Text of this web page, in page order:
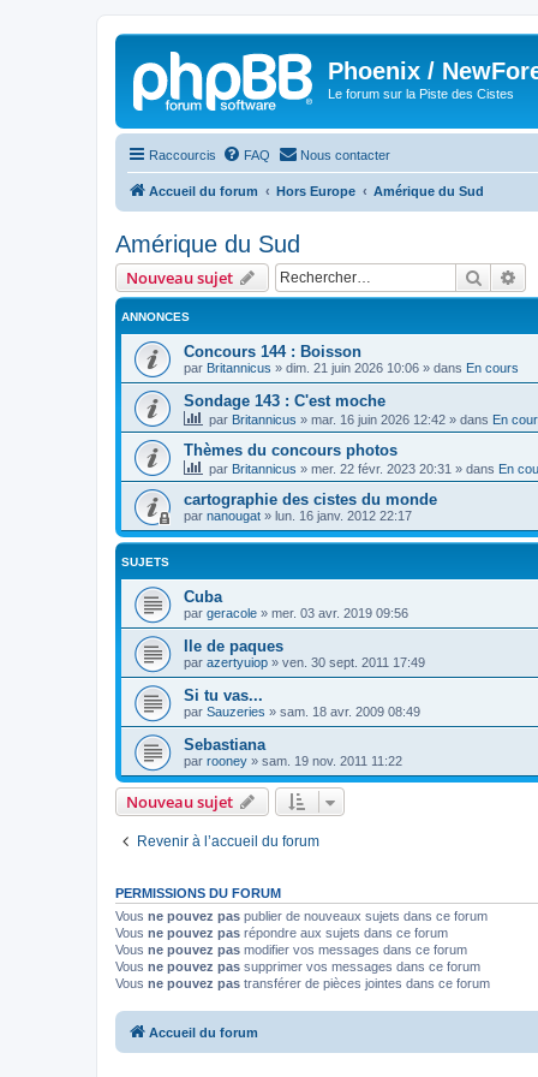
Phoenix /
Le forum sur la Piste des Cistes
Raccourcis FAQ Nous contacter
Accueil du forum Hors Europe Amérique du Sud
Amérique du Sud
Nouveau sujet
ANNONCES
Concours 144 : Boisson
par Britannicus » dim. 21 juin 2026 10:06 » dans En cours
Sondage 143 : C'est moche
par Britannicus » mar. 16 juin 2026 12:42 » dans En
Thèmes du concours photos
par Britannicus » mer. 22 févr. 2023 20:31 » dans En
cartographie des cistes du monde
par nanougat » lun. 16 janv. 2012 22:17
SUJETS
Cuba
par geracole » mer. 03 avr. 2019 09:56
Ile de paques
par azertyuiop » ven. 30 sept. 2011 17:49
Si tu vas...
par Sauzeries » sam. 18 avr. 2009 08:49
Sebastiana
par rooney » sam. 19 nov. 2011 11:22
Nouveau sujet
Revenir à l’accueil du forum
PERMISSIONS DU FORUM
Vous ne pouvez pas publier de nouveaux sujets dans ce forum
Vous ne pouvez pas répondre aux sujets dans ce forum
Vous ne pouvez pas modifier vos messages dans ce forum
Vous ne pouvez pas supprimer vos messages dans ce forum
Vous ne pouvez pas transférer de pièces jointes dans ce forum
Accueil du forum